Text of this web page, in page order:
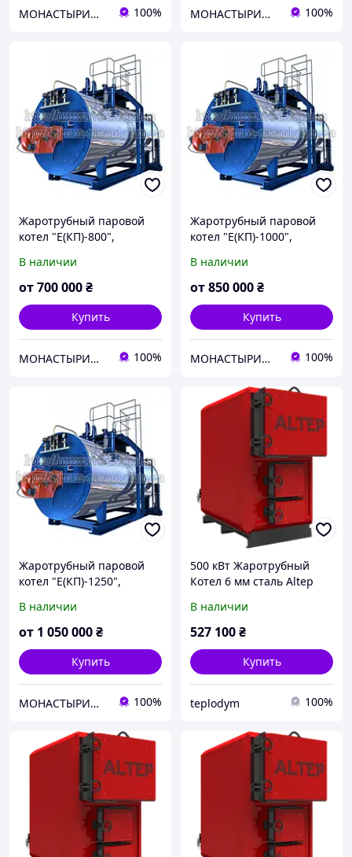
МОНАСТЫРИЩЕНСКИЙ ЗАВОД КОТЕЛЬНОГО ОБОРУДОВАНИЯ 100% МОНАСТЫРИЩЕНСКИЙ ЗАВОД КОТЕЛЬНОГО ОБОРУДОВАНИЯ 100%
Жаротрубный паровой
котел "Е(КП)-800",
жаротрубный, Котел для
производства
В наличии
от700 000₴
Купить
МОНАСТЫРИЩЕНСКИЙ ЗАВОД КОТЕЛЬНОГО ОБОРУДОВАНИЯ 100%
Жаротрубный паровой
котел "Е(КП)-1000",
жаротрубный, Котел для
производства
В наличии
от850 000₴
Купить
МОНАСТЫРИЩЕНСКИЙ ЗАВОД КОТЕЛЬНОГО ОБОРУДОВАНИЯ 100%
Жаротрубный паровой
котел "Е(КП)-1250",
жаротрубный, Котел для
производства
В наличии
от 1 050 000₴
Купить
МОНАСТЫРИЩЕНСКИЙ ЗАВОД КОТЕЛЬНОГО ОБОРУДОВАНИЯ 100%
500 кВт Жаротрубный
Котел 6 мм сталь Altep
В наличии
527 100₴
Купить
teplodym 100%